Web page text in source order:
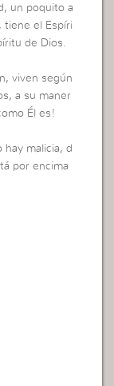
un poquito a
tiene el Espíri
de Dios.
viven según
a su maner
Él es!
hay malicia, d
por encima